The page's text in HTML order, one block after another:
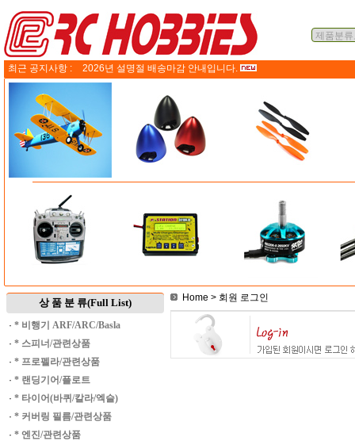
최근 공지사항 : 2026년 설명절 배송마감 안내입니다.
상 품 분 류(Full List)
· * 비행기 ARF/ARC/Basla
· * 스피너/관련상품
· * 프로펠라/관련상품
· * 랜딩기어/플로트
· * 타이어(바퀴/칼라/엑슬)
· * 커버링 필름/관련상품
· * 엔진/관련상품
Home > 회원 로그인